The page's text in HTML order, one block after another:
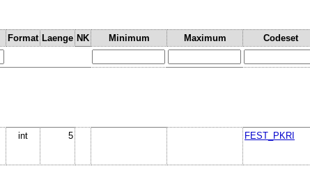
Format Laenge NK Minimum Maximum Codeset
int 5 FEST_PKRI